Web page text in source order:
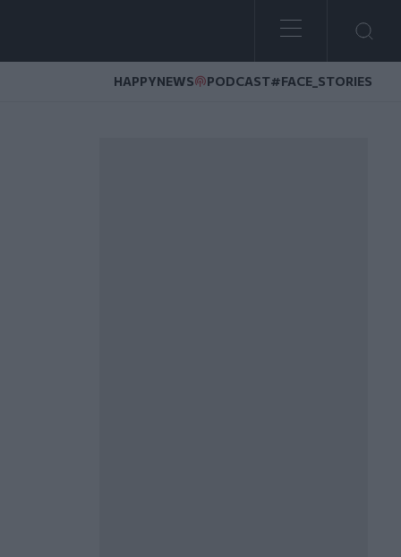
HAPPYNEWS PODCAST#FACE_STORIES